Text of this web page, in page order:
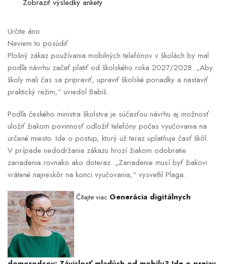
Zobraziť výsledky ankety
Určite áno
Neviem to posúdiť
Plošný zákaz používania mobilných telefónov v školách by mal
podľa návrhu začať platiť od školského roka 2027/2028. „Aby
školy mali čas sa pripraviť, upraviť školské poriadky a nastaviť
praktický režim,“ uviedol Babiš.
Podľa českého ministra školstva je súčasťou návrhu aj možnosť
uložiť žiakom povinnosť odložiť telefóny počas vyučovania na
určené miesto. Ide o postup, ktorý už teraz uplatňuje časť škôl.
V prípade nedodržania zákazu hrozí žiakom odobratie
zariadenia rovnako ako doteraz. „Zariadenie musí byť žiakovi
vrátené najneskôr na konci vyučovania,“ vysvetlil Plaga.
Čítajte viac Generácia digitálnych